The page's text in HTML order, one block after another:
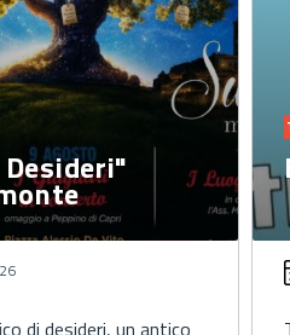
2026
folklore racchiusi in un